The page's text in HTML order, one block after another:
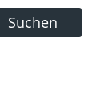
Suchen